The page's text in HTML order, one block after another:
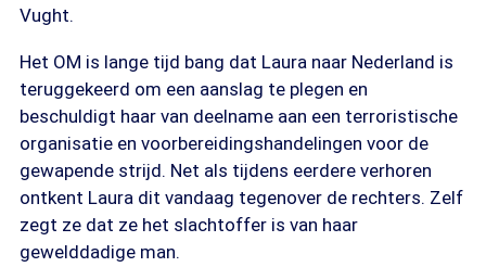
Vught.
Het OM is lange tijd bang dat Laura naar Nederland is
teruggekeerd om een aanslag te plegen en
beschuldigt haar van deelname aan een terroristische
organisatie en voorbereidingshandelingen voor de
gewapende strijd. Net als tijdens eerdere verhoren
ontkent Laura dit vandaag tegenover de rechters. Zelf
zegt ze dat ze het slachtoffer is van haar
gewelddadige man.